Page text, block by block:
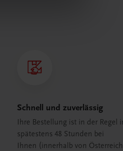
Schnell und zuverlässig
Ihre Bestellung ist in der Regel
spätestens 48 Stunden bei
Ihnen (innerhalb von